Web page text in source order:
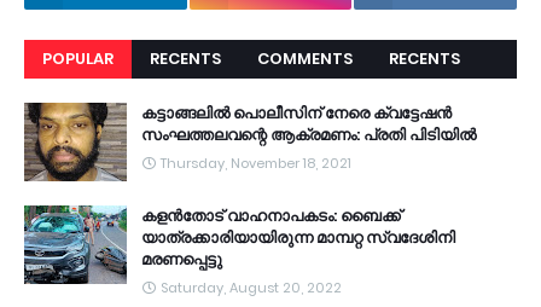
POPULAR RECENTS COMMENTS RECENTS
കട്ടാങ്ങലിൽ പൊലീസിന് നേരെ ക്വട്ടേഷൻ
സംഘത്തലവന്റെ ആക്രമണം: പ്രതി പിടിയിൽ
Thursday, November 18, 2021
കളൻതോട് വാഹനാപകടം: ബൈക്ക്
യാത്രക്കാരിയായിരുന്ന മാമ്പറ്റ സ്വദേശിനി
മരണപ്പെട്ടു
Saturday, August 20, 2022